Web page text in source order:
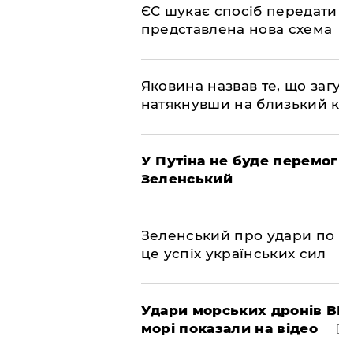
ЄС шукає спосіб передати
представлена ​​нова схема
Яковина назвав те, що
натякнувши на близький
У Путіна не буде
Зеленський
Зеленський про удари по
це успіх українських сил
Удари морських дронів
морі показали на відео